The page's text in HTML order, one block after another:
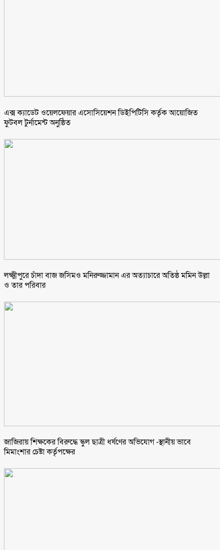
এক্স ক্যাডেট ওয়েলফেয়ার এসোসিয়েশন ডিইপিটিসি কর্তৃক আয়োজিত
ফুটবল টুর্নামেন্ট অনুষ্ঠিত
লক্ষ্মীপুরে চাঁদা বাজ জসিমও মনিরুজ্জামান এর অত্যাচারে অতিষ্ঠ মমিন উল্লা
ও তার পরিবার
জাজিরায় শিক্ষকের বিরুদ্ধে স্কুল ছাত্রী ধর্ষণের অভিযোগ -স্থানীয় ভাবে
মিমাংশার চেষ্টা কর্তৃপক্ষের